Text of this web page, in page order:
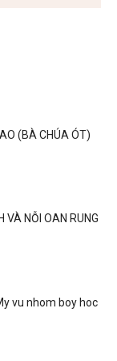
(BÀ CHÚA ÓT)
VÀ NỖI OAN RUNG
vu nhom boy hoc